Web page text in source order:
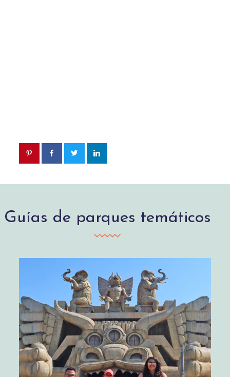
Guías de parques temáticos